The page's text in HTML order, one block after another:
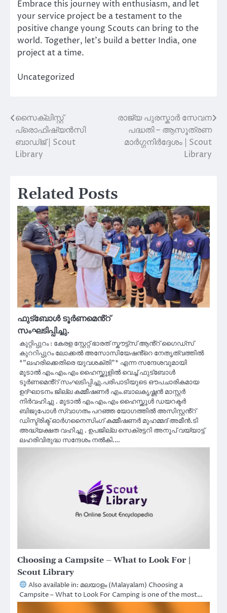
Embrace this journey with enthusiasm, and let
your service project be a testament to the
positive change young Scouts can bring to the
world. Together, let’s build a better India, one
project at a time.
Uncategorized
Post
navigation
സൈക്ലിസ്റ്റ്
പ്രൊഫിഷ്യൻസി
ബാഡ്ജ് | Scout
Library
രാജ്യ പുരസ്കാർ സേവന
പദ്ധതി – ആസൂത്രണ
മാർഗ്ഗനിർദ്ദേശം | Scout
Library
Related Posts
ഫുട്ബോൾ ടൂർണമെൻ്റ്
സംഘടിപ്പിച്ചു.
കുറ്റിപ്പുറം : കേരള സ്റ്റേറ്റ് ഭാരത് സ്കൗട്ട്സ് ആൻ്റ് ഗൈഡ്സ്
കുററിപ്പുറം ലോക്കൽ അസോസിയേഷൻ്റെ നേതൃത്വത്തിൽ
*”ലഹരിക്കെതിരെ യുവശക്തി”* എന്ന സന്ദേശവുമായി
മൂടാൽ എം.എം.എം ഹൈസ്ക്കൂളിൽ വെച്ച് ഫുട്ബോൾ
ടൂർണമെൻ്റ് സംഘടിപ്പിച്ചു.പരിപാടിയുടെ ഔപചാരികമായ
ഉദ്ഘാടനം ജില്ല കമ്മീഷണർ എം.ബാലകൃഷ്ണൻ മാസ്റ്റർ
നിർവഹിച്ചു . മൂടാൽ എം.എം.എം ഹൈസ്ക്കൂൾ ഡയറക്ടർ
ബിജുപോൾ സ്വാഗതം പറഞ്ഞ യോഗത്തിൽ അസിസ്റ്റൻ്റ്
ഡിസ്ട്രിക്ട് ഓർഗനൈസിംഗ് കമ്മീഷണർ മുഹമ്മദ് അമീൻ.ടി
അദ്ധ്യക്ഷത വഹിച്ചു . ഉപജില്ല സെക്രട്ടറി അനൂപ് വയ്യാട്ട്
ലഹരിവിരുദ്ധ സന്ദേശം നൽകി.…
Choosing a Campsite – What to Look For |
Scout Library
Also available in: മലയാളം (Malayalam) Choosing a
Campsite – What to Look For Camping is one of the most…